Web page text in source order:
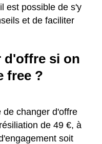
est possible de s'y
et de faciliter
d'offre si on
free ?
de changer d'offre
de 49 €, à
soit